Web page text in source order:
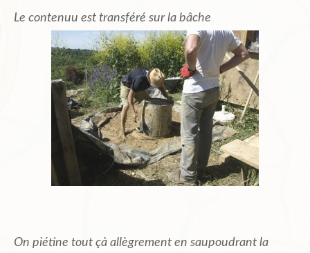
Le contenuu est transféré sur la bâche
On piétine tout çà allègrement en saupoudrant la